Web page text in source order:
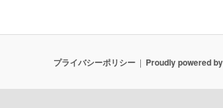
プライバシーポリシー Proudly powered